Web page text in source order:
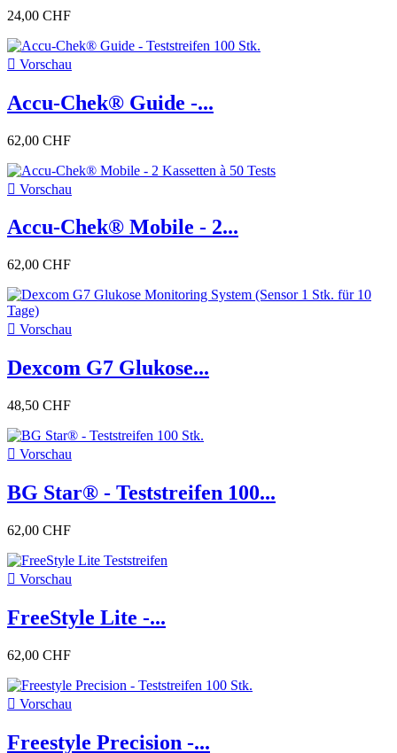
24,00 CHF
 Vorschau
Accu-Chek® Guide -...
62,00 CHF
 Vorschau
Accu-Chek® Mobile - 2...
62,00 CHF
 Vorschau
Dexcom G7 Glukose...
48,50 CHF
 Vorschau
BG Star® - Teststreifen 100...
62,00 CHF
 Vorschau
FreeStyle Lite -...
62,00 CHF
 Vorschau
Freestyle Precision -...